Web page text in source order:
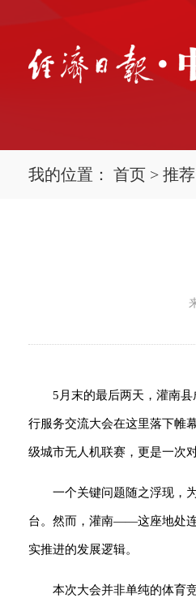
我的位置： 首页 > 推荐
5月末的最后两天，灌南
行服务交流大会在这里落下帷
级城市无人机联赛，更是一次
一个关键问题随之浮现，
台。然而，灌南——这座地处
实推进的发展逻辑。
本次大会并非单纯的体育